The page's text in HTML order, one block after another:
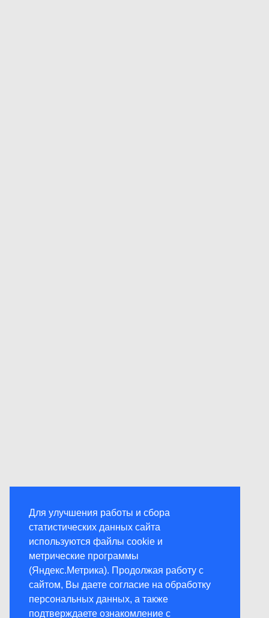
Для улучшения работы и сбора
статистических данных сайта
используются файлы cookie и
метрические программы
(Яндекс.Метрика). Продолжая работу с
сайтом, Вы даете согласие на обработку
персональных данных, а также
подтверждаете ознакомление с